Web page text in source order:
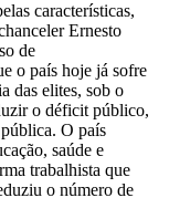
características,
Ernesto
de
o país hoje já sofre
das elites, sob o
o déficit público,
O país
saúde e
trabalhista que
o número de